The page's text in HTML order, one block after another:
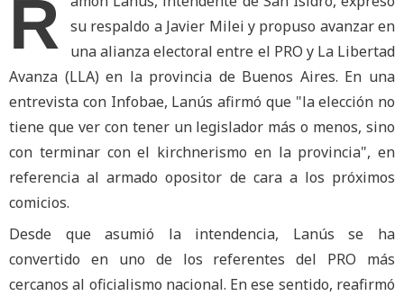
R
su respaldo a Javier Milei y propuso avanzar en
una alianza electoral entre el PRO y La Libertad
Avanza (LLA) en la provincia de Buenos Aires. En una
entrevista con Infobae, Lanús afirmó que "la elección no
tiene que ver con tener un legislador más o menos, sino
con terminar con el kirchnerismo en la provincia", en
referencia al armado opositor de cara a los próximos
comicios.
Desde que asumió la intendencia, Lanús se ha
convertido en uno de los referentes del PRO más
cercanos al oficialismo nacional. En ese sentido, reafirmó